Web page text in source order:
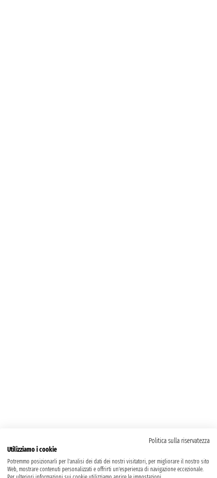
Politica sulla riservatezza
Utilizziamo i cookie
Potremmo posizionarli per l'analisi dei dati dei nostri visitatori, per migliorare il nostro sito
Web, mostrare contenuti personalizzati e offrirti un'esperienza di navigazione eccezionale.